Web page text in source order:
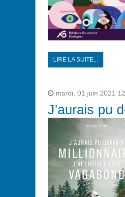
LIRE LA SUITE...
mardi, 01 juin 2021
J’aurais pu